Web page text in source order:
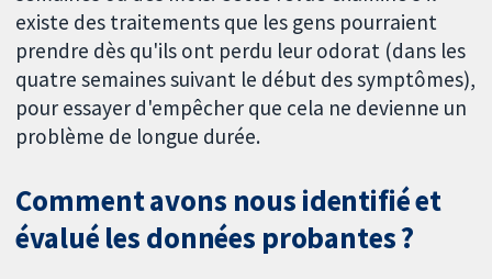
existe des traitements que les gens pourraient
prendre dès qu'ils ont perdu leur odorat (dans les
quatre semaines suivant le début des symptômes),
pour essayer d'empêcher que cela ne devienne un
problème de longue durée.
Comment avons nous identifié et
évalué les données probantes ?